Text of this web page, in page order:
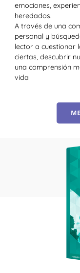
emociones,
heredados.
A través de una
personal y
lector a cuestionar
ciertas, descubrir
una comprensión
vida